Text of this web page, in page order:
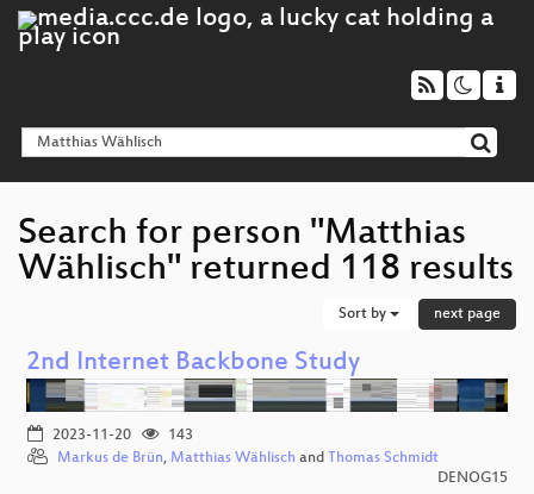
Search for person "Matthias
Wählisch" returned 118 results
Sort by next page
2nd Internet Backbone Study
2023-11-20
143
Markus de Brün, Matthias Wählisch and Thomas Schmidt
DENOG15